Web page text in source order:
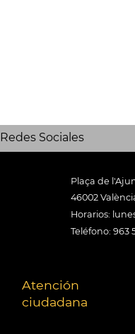
Redes Sociales
Plaça de
46002
Horarios:
Teléfono: 963
Atención
ciudadana